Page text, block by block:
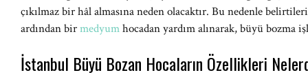
çıkılmaz bir hâl almasına neden olacaktır. Bu nedenle
ardından birmedyumhocadan yardım alınarak, büyü bozma
İstanbul Büyü Bozan Hocaların Özellikleri